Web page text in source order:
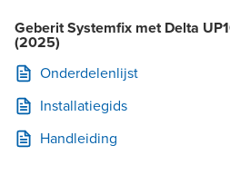
Geberit Systemfix met Delta
(2025)
Onderdelenlijst
Installatiegids
Handleiding